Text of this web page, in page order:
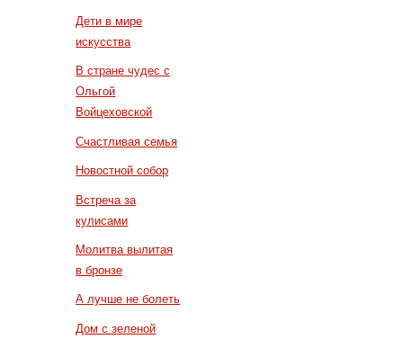
Дети в мире
искусства
В стране чудес с
Ольгой
Войцеховской
Счастливая семья
Новостной собор
Встреча за
кулисами
Молитва вылитая
в бронзе
А лучше не болеть
Дом с зеленой